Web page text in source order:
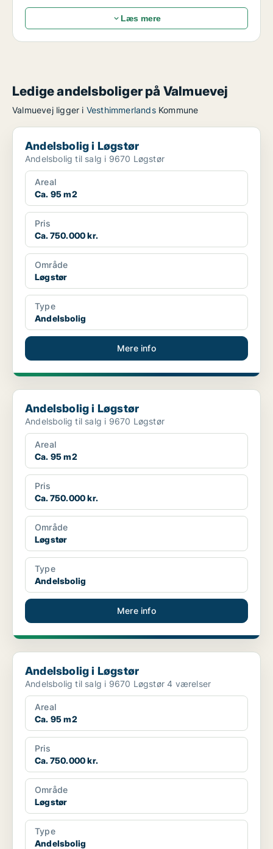
Læs mere
Ledige andelsboliger på Valmuevej
Valmuevej ligger i VesthimmerlandsKommune
Andelsbolig i Løgstør
Andelsbolig i Løgstør
Andelsbolig til salg i 9670 Løgstør
Areal
Ca. 95 m2
Pris
Ca. 750.000 kr.
Område
Løgstør
Type
Andelsbolig
Mere info
Andelsbolig i Løgstør
Andelsbolig i Løgstør
Andelsbolig til salg i 9670 Løgstør
Areal
Ca. 95 m2
Pris
Ca. 750.000 kr.
Område
Løgstør
Type
Andelsbolig
Mere info
Andelsbolig i Løgstør
Andelsbolig i Løgstør
Andelsbolig til salg i 9670 Løgstør 4 værelser
Areal
Ca. 95 m2
Pris
Ca. 750.000 kr.
Område
Løgstør
Type
Andelsbolig